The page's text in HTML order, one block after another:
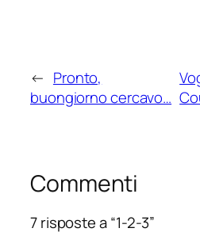
← Pronto,
buongiorno cercavo…
Commenti
7 risposte a “1-2-3”